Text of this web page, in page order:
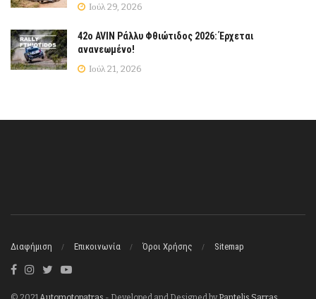
Ιούλ 29, 2026
42ο AVIN Ράλλυ Φθιώτιδος 2026: Έρχεται
ανανεωμένο!
Ιούλ 21, 2026
Διαφήμιση Επικοινωνία Όροι Χρήσης Sitemap